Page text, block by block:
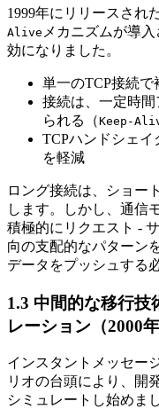
1999年にリリースされ
Alive メカニズムが導
効になりました。
単一のTCP接続
接続は、一定時
られる（Keep-
TCPハンドシェ
を軽減
ロング接続は、ショー
します。しかし、通信
積極的にリクエスト -
向の支配的なパターン
データをプッシュする
1.3 中間的な移行技
レーション（2000年
インスタントメッセー
リオの台頭により、開
シミュレートし始めま